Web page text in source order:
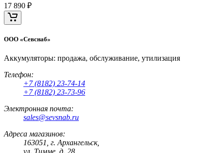
17 890 ₽
ООО «Севснаб»
Аккумуляторы: продажа, обслуживание, утилизация
Телефон:
+7 (8182) 23-74-14
+7 (8182) 23-73-96
Электронная почта:
sales@sevsnab.ru
Адреса магазинов:
163051, г. Архангельск,